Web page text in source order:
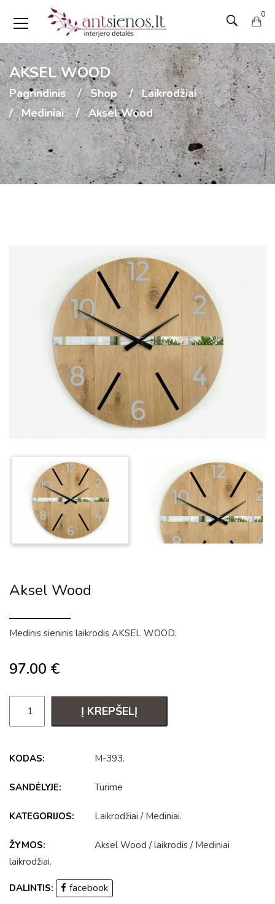
0
AKSEL WOOD
Pagrindinis Shop
Laikrodžiai
Mediniai
Aksel Wood
Aksel Wood
Medinis sieninis laikrodis AKSEL WOOD.
97.00 €
Į KREPŠELĮ
KODAS: M-393.
SANDĖLYJE: Turime
KATEGORIJOS: Laikrodžiai / Mediniai.
ŽYMOS: Aksel Wood /laikrodis / Mediniai
laikrodžiai.
DALINTIS: facebook